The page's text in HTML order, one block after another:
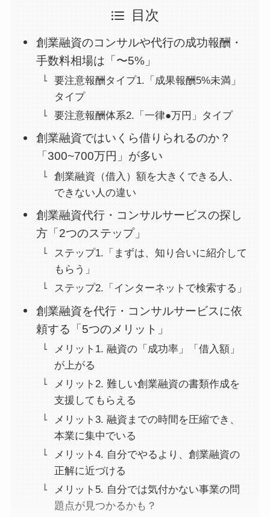
目次
創業融資のコンサルや代行の成功報酬・
手数料相場は「〜5%」
要注意報酬タイプ1.「成果報酬5%未満」
タイプ
要注意報酬体系2.「一律●万円」タイプ
創業融資ではいくら借りられるのか？
「300~700万円」が多い
創業融資（借入）額を大きくできる人、
できない人の違い
創業融資代行・コンサルサービスの探し
方「2つのステップ」
ステップ1.「まずは、知り合いに紹介して
もらう」
ステップ2.「インターネットで検索する」
創業融資を代行・コンサルサービスに依
頼する「5つのメリット」
メリット1. 融資の「成功率」「借入額」
が上がる
メリット2. 難しい創業融資の書類作成を
支援してもらえる
メリット3. 融資までの時間を圧縮でき、
本業に集中でいる
メリット4. 自分でやるより、創業融資の
正解に近づける
メリット5. 自分では気付かない事業の問
題点が見つかるかも？